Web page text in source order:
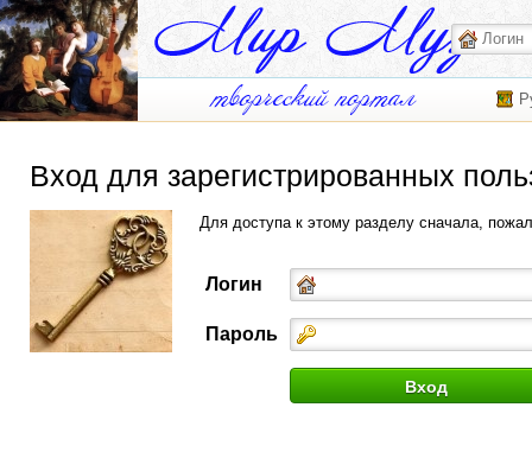
Вход для зарегистрированных
Для доступа к этому разделу сначала,
Логин
Пароль